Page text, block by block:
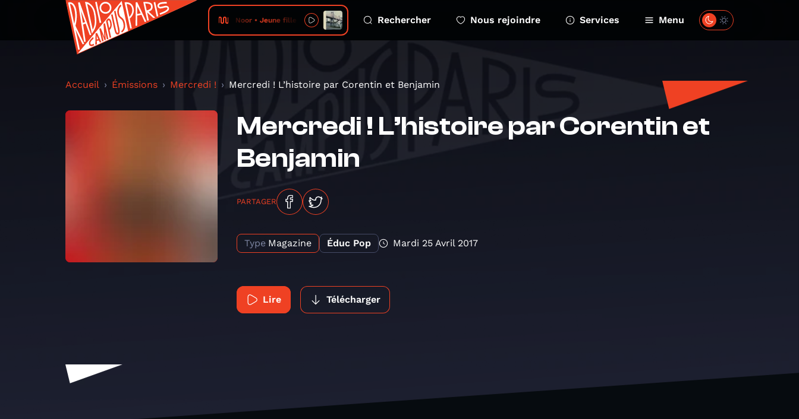
Noor • Jeune fille Rechercher Nous rejoindre Services Menu
Accueil Émissions Mercredi ! Mercredi ! L’histoire par Corentin et Benjamin
Mercredi ! L’histoire par Corentin et
Benjamin
PARTAGER
Type Magazine Éduc Pop Mardi 25 Avril 2017
Lire Télécharger